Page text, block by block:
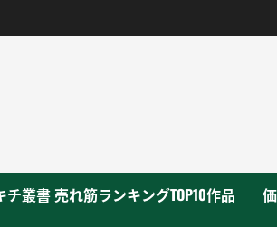
チ叢書 売れ筋ランキングTOP10作品